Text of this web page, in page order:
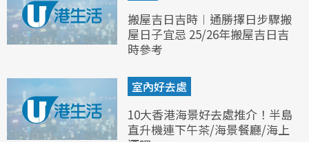
搬屋吉日吉時︱通勝擇日步驟搬
屋日子宜忌 25/26年搬屋吉日吉
時參考
室內好去處
10大香港海景好去處推介！半島
直升機連下午茶/海景餐廳/海上